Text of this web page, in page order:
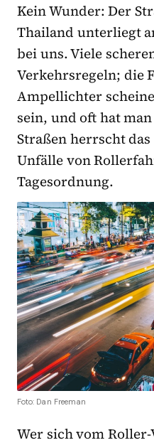
Kein Wunder: Der
Thailand unterliegt
bei uns. Viele
Verkehrsregeln; die
Ampellichter
sein, und oft hat
Straßen herrscht das
Unfälle von
Tagesordnung.
Foto: Dan Freeman
Wer sich vom